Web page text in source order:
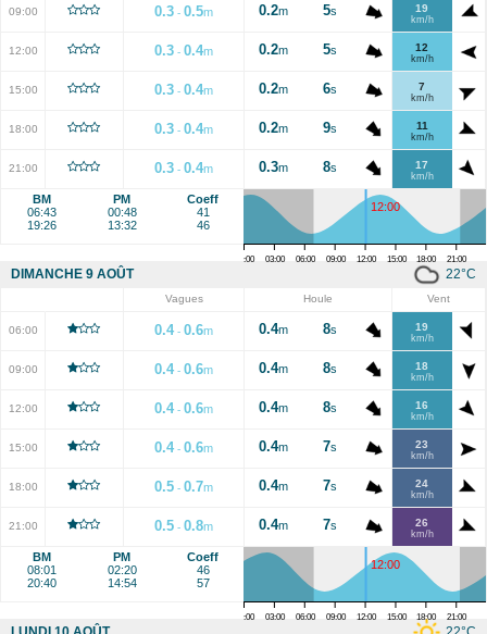
09:00 0.3 -0.5m 0.2m 5s 19
km/h
12:00 0.3 -0.4m 0.2m 5s 12
km/h
15:00 0.3 -0.4m 0.2m 6s 7
km/h
18:00 0.3 -0.4m 0.2m 9s 11
km/h
21:00 0.3 -0.4m 0.3m 8s 17
km/h
BM
06:43
19:26
PM
00:48
13:32
Coeff
41
46
12:00
00:00 03:00 06:00 09:00 12:00 15:00 18:00 21:00
22°C
DIMANCHE 9 AOÛT
Vagues Houle Vent
06:00 0.4-0.6m 0.4m 8s 19
km/h
09:00 0.4-0.6m 0.4m 8s 18
km/h
12:00 0.4-0.6m 0.4m 8s 16
km/h
15:00 0.4-0.6m 0.4m 7s 23
km/h
18:00 0.5 -0.7m 0.4m 7s 24
km/h
21:00 0.5 -0.8m 0.4m 7s 26
km/h
BM
08:01
20:40
PM
02:20
14:54
Coeff
46
57
12:00
00:00 03:00 06:00 09:00 12:00 15:00 18:00 21:00
22°C